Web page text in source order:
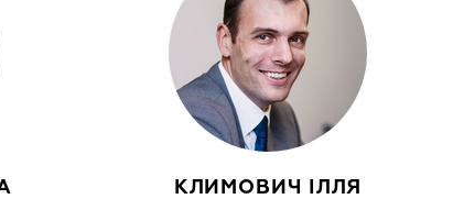
КЛИМОВИЧ ІЛЛЯ